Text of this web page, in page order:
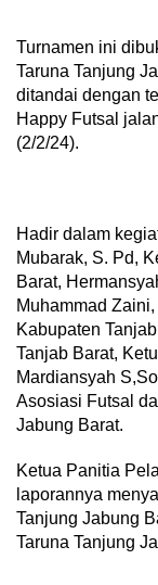
Turnamen ini
Taruna Tanjung
ditandai dengan
Happy Futsal
(2/2/24).
Hadir dalam
Mubarak, S. Pd,
Barat,
Muhammad
Kabupaten
Tanjab Barat,
Mardiansyah
Asosiasi Futsal
Jabung Barat.
Ketua Panitia
laporannya
Tanjung Jabung
Taruna Tanjung